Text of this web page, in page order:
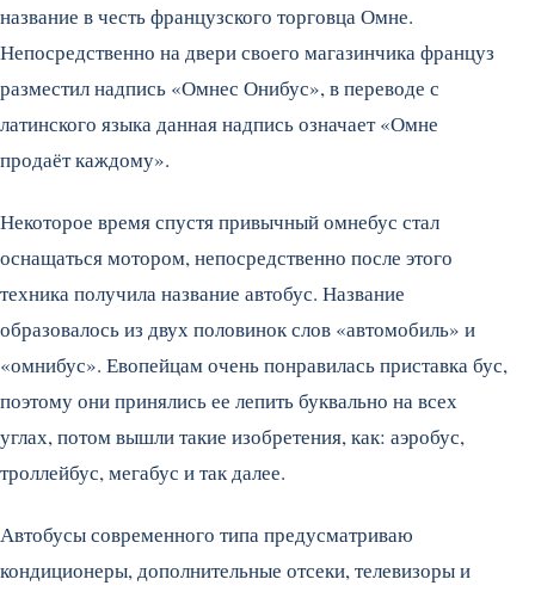
название в честь французского торговца Омне.
Непосредственно на двери своего магазинчика француз
разместил надпись «Омнес Онибус», в переводе с
латинского языка данная надпись означает «Омне
продаёт каждому».
Некоторое время спустя привычный омнебус стал
оснащаться мотором, непосредственно после этого
техника получила название автобус. Название
образовалось из двух половинок слов «автомобиль» и
«омнибус». Евопейцам очень понравилась приставка бус,
поэтому они принялись ее лепить буквально на всех
углах, потом вышли такие изобретения, как: аэробус,
троллейбус, мегабус и так далее.
Автобусы современного типа предусматриваю
кондиционеры, дополнительные отсеки, телевизоры и